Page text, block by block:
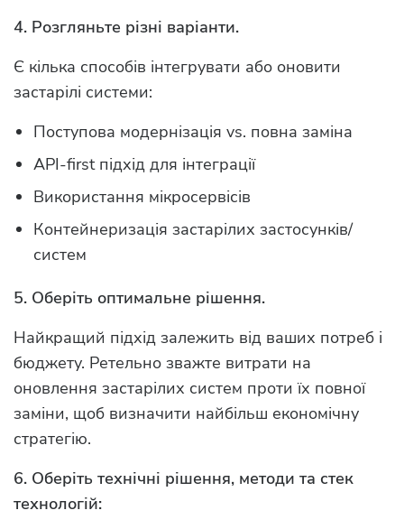
4. Розгляньте різні варіанти.
Є кілька способів інтегрувати або оновити
застарілі системи:
Поступова модернізація vs. повна заміна
API-first підхід для інтеграції
Використання мікросервісів
Контейнеризація застарілих застосунків/
систем
5. Оберіть оптимальне рішення.
Найкращий підхід залежить від ваших потреб і
бюджету. Ретельно зважте витрати на
оновлення застарілих систем проти їх повної
заміни, щоб визначити найбільш економічну
стратегію.
6. Оберіть технічні рішення, методи та стек
технологій: